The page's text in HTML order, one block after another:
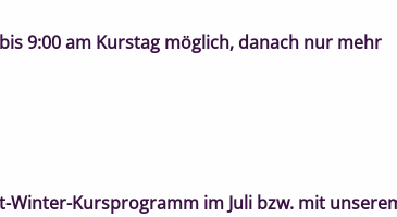
9:00 am Kurstag möglich, danach nur mehr
Kursprogramm im Juli bzw. mit